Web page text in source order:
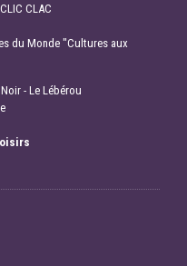
CLAC
du Monde "Cultures aux
- Le Lébérou